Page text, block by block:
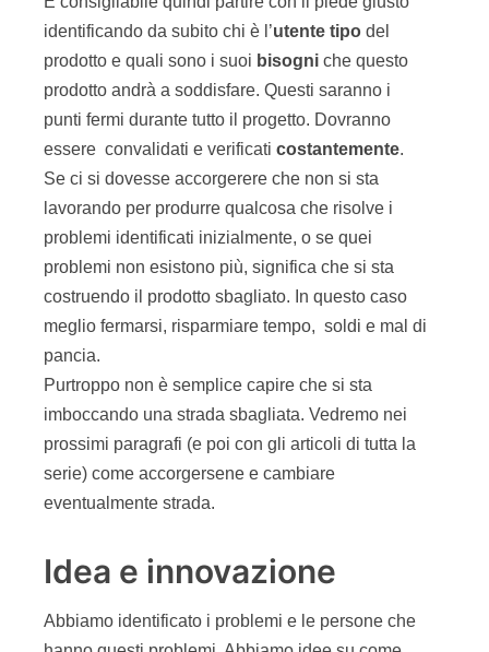
identificando da subito chi è l’utente tipo del
prodotto e quali sono i suoi bisogni che questo
prodotto andrà a soddisfare. Questi saranno i
punti fermi durante tutto il progetto. Dovranno
essere convalidati e verificati costantemente.
Se ci si dovesse accorgerere che non si sta
lavorando per produrre qualcosa che risolve i
problemi identificati inizialmente, o se quei
problemi non esistono più, significa che si sta
costruendo il prodotto sbagliato. In questo caso
meglio fermarsi, risparmiare tempo, soldi e mal di
pancia.
Purtroppo non è semplice capire che si sta
imboccando una strada sbagliata. Vedremo nei
prossimi paragrafi (e poi con gli articoli di tutta la
serie) come accorgersene e cambiare
eventualmente strada.
Idea e innovazione
Abbiamo identificato i problemi e le persone che